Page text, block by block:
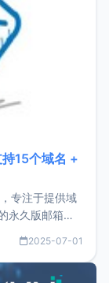
15个域名 +
专注于提供域
永久版邮箱服
。注册
须要购买
2025-07-01